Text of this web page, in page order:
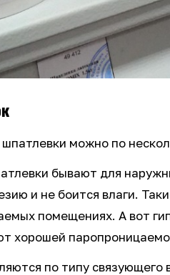
можно по
бывают для
и не боится влаги.
помещениях. А вот
хорошей
по типу